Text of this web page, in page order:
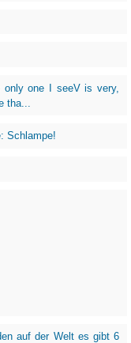
one I seeV is very,
tha...
Schlampe!
auf der Welt es gibt 6